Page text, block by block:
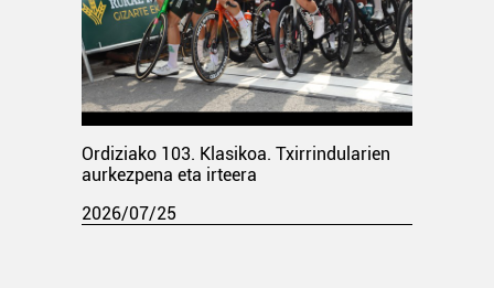
Ordiziako 103. Klasikoa. Txirrindularien
aurkezpena eta irteera
2026/07/25